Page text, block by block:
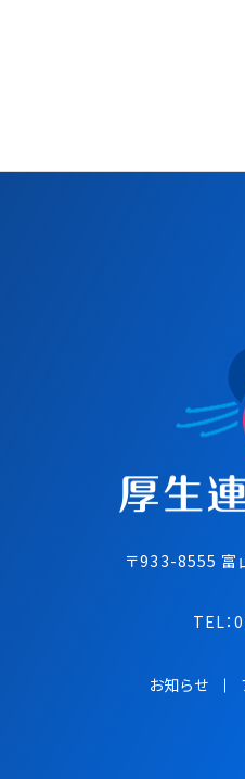
〒933-8555 富
TEL：
お知らせ